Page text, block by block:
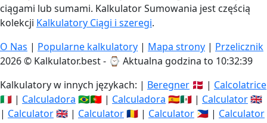
ciągami lub sumami. Kalkulator Sumowania jest częścią
kolekcji Kalkulatory Ciągi i szeregi.
O Nas | Popularne kalkulatory | Mapa strony | Przelicznik
2026 © Kalkulator.best - ⌚ Aktualna godzina to 10:32:40
Kalkulatory w innych językach: | Beregner 🇩🇰 | Calcolatrice
🇮🇹 | Calculadora 🇧🇷🇵🇹 | Calculadora 🇪🇸🇲🇽 | Calculator🇬🇧
| Calculator🇬🇧 | Calculator🇷🇴 | Calculator 🇵🇭 | Calculator